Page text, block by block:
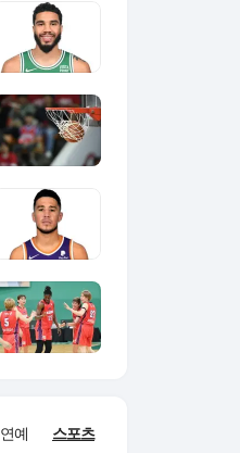
연예 스포츠